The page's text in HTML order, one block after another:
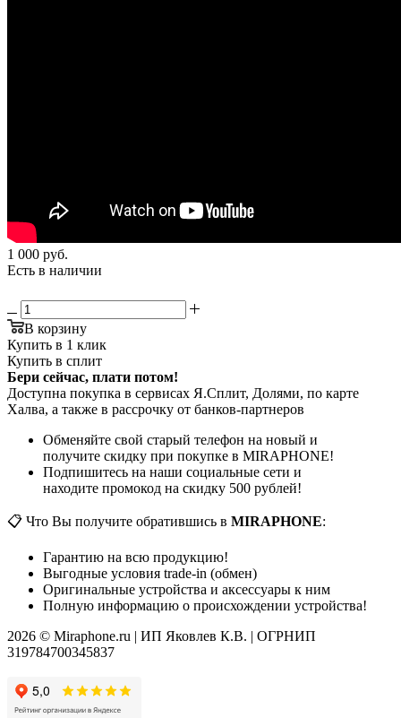
1 000 руб.
Есть в наличии
В корзину
Купить в 1 клик
Купить в сплит
Бери сейчас, плати потом!
Доступна покупка в сервисах Я.Сплит, Долями, по карте
Халва, а также в рассрочку от банков-партнеров
Обменяйте свой старый телефон на новый и
получите скидку при покупке в MIRAPHONE!
Подпишитесь на наши социальные сети и
находите промокод на скидку 500 рублей!
📋 Что Вы получите обратившись в MIRAPHONE:
Гарантию на всю продукцию!
Выгодные условия trade-in (обмен)
Оригинальные устройства и аксессуары к ним
Полную информацию о происхождении устройства!
2026 © Miraphone.ru | ИП Яковлев К.В. | ОГРНИП
319784700345837